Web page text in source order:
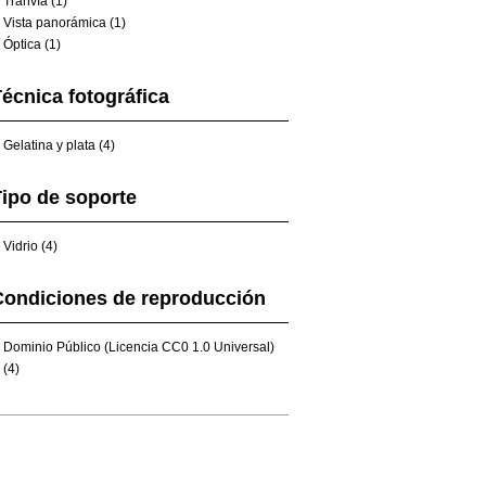
Vista panorámica (1)
Óptica (1)
fotográfica
Gelatina y plata (4)
de soporte
Vidrio (4)
de reproducción
Dominio Público (Licencia CC0 1.0 Universal)
(4)